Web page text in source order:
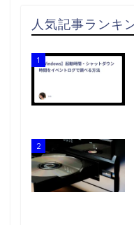
人気記事ランキ
1
2